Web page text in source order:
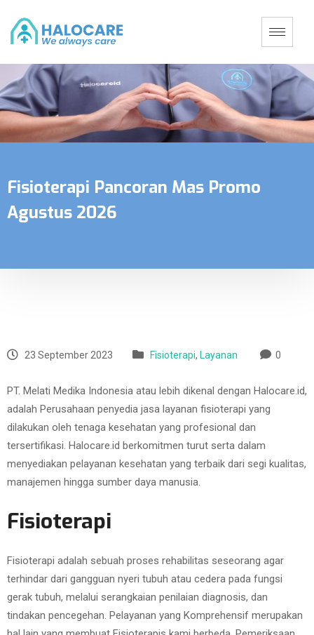
Fisioterapi Pancoran Mas Promo
Agustus 2026
23 September 2023 Fisioterapi, Layanan 0
PT. Melati Medika Indonesia atau lebih dikenal dengan Halocare.id,
adalah Perusahaan penyedia jasa layanan fisioterapi yang
dilakukan oleh tenaga kesehatan yang profesional dan
tersertifikasi. Halocare.id berkomitmen turut serta dalam
menyediakan pelayanan kesehatan yang terbaik dari segi kualitas,
manajemen hingga sumber daya manusia.
Fisioterapi
Fisioterapi adalah sebuah proses rehabilitas seseorang agar
terhindar dari gangguan nyeri tubuh atau cedera pada fungsi
gerak tubuh, melalui serangkaian penilaian diagnosis, dan
tindakan pencegehan. Pelayanan yang Komprehensif merupakan